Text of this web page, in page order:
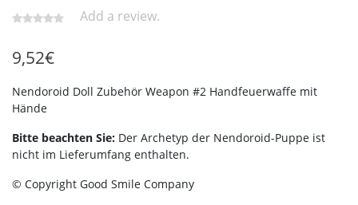
Add a review.
9,52€
Nendoroid Doll Zubehör Weapon #2 Handfeuerwaffe mit
Hände
Bitte beachten Sie: Der Archetyp der Nendoroid-Puppe ist
nicht im Lieferumfang enthalten.
© Copyright Good Smile Company